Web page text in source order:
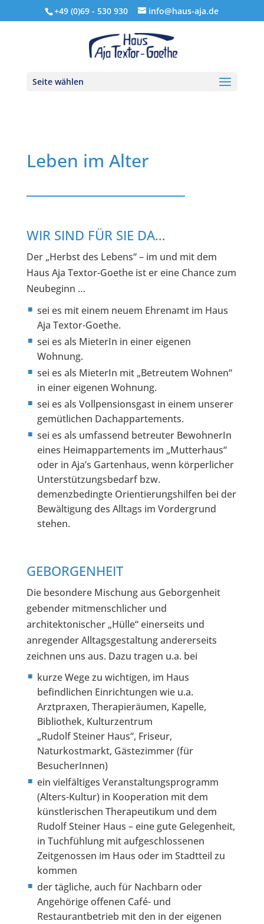
+49 (0)69 - 530 930 info@haus-aja.de
Seite wählen
Leben im Alter
​WIR SIND FÜR SIE DA…
Der „Herbst des Lebens“ – im und mit dem
Haus Aja Textor-Goethe ist er eine Chance zum
Neubeginn …
sei es mit einem neuem Ehrenamt im Haus
Aja Textor-Goethe.
sei es als MieterIn in einer eigenen
Wohnung.
sei es als MieterIn mit „Betreutem Wohnen“
in einer eigenen Wohnung.
sei es als Vollpensionsgast in einem unserer
gemütlichen Dachappartements.
sei es als umfassend betreuter BewohnerIn
eines Heimappartements im „Mutterhaus“
oder in Aja’s Gartenhaus, wenn körperlicher
Unterstützungsbedarf bzw.
demenzbedingte Orientierungshilfen bei der
Bewältigung des Alltags im Vordergrund
stehen.
GEBORGENHEIT
Die besondere Mischung aus Geborgenheit
gebender mitmenschlicher und
architektonischer „Hülle“ einerseits und
anregender Alltagsgestaltung andererseits
zeichnen uns aus. Dazu tragen u.a. bei
kurze Wege zu wichtigen, im Haus
befindlichen Einrichtungen wie u.a.
Arztpraxen, Therapieräumen, Kapelle,
Bibliothek, Kulturzentrum
„Rudolf Steiner Haus“, Friseur,
Naturkostmarkt, Gästezimmer (für
BesucherInnen)
ein vielfältiges Veranstaltungsprogramm
(Alters-Kultur) in Kooperation mit dem
künstlerischen Therapeutikum und dem
Rudolf Steiner Haus – eine gute Gelegenheit,
in Tuchfühlung mit aufgeschlossenen
Zeitgenossen im Haus oder im Stadtteil zu
kommen
der tägliche, auch für Nachbarn oder
Angehörige offenen Café- und
Restaurantbetrieb mit den in der eigenen